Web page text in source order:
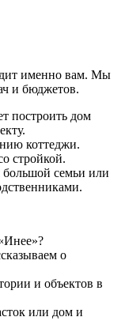
именно вам. Мы
и бюджетов.
построить дом
коттеджи.
стройкой.
семьи или
о
и объектов в
или дом и